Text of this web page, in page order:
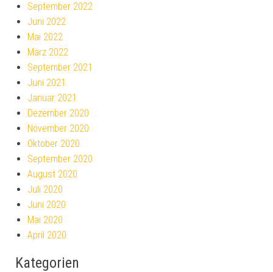
September 2022
Juni 2022
Mai 2022
März 2022
September 2021
Juni 2021
Januar 2021
Dezember 2020
November 2020
Oktober 2020
September 2020
August 2020
Juli 2020
Juni 2020
Mai 2020
April 2020
Kategorien